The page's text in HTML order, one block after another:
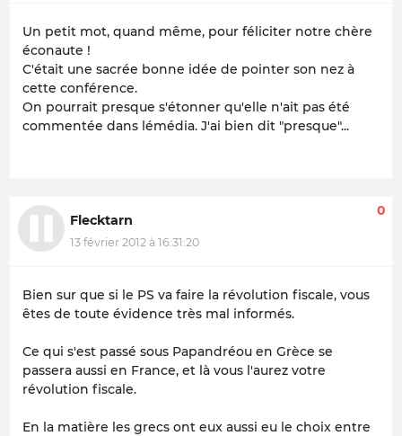
Un petit mot, quand même, pour féliciter notre chère
éconaute !
C'était une sacrée bonne idée de pointer son nez à
cette conférence.
On pourrait presque s'étonner qu'elle n'ait pas été
commentée dans lémédia. J'ai bien dit "presque"...
Flecktarn
13 février 2012 à 16:31:20
0
Bien sur que si le PS va faire la révolution fiscale, vous
êtes de toute évidence très mal informés.
Ce qui s'est passé sous Papandréou en Grèce se
passera aussi en France, et là vous l'aurez votre
révolution fiscale.
En la matière les grecs ont eux aussi eu le choix entre